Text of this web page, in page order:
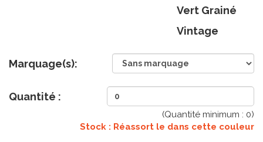
Vert Grainé
Vintage
Marquage(s):
Quantité :
(Quantité minimum : 0)
Stock : Réassort le dans cette couleur